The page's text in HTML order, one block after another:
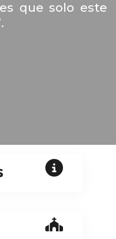
que solo este